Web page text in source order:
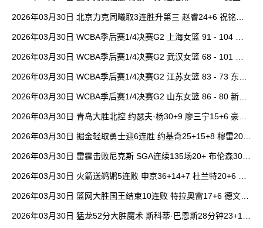
2026年03月30日 北京力克同曦取3连胜升第三 赵睿24+6 祝铭震1
2026年03月30日 WCBA季后赛1/4决赛G2 上海女篮 91 - 104 四
2026年03月30日 WCBA季后赛1/4决赛G2 武汉女篮 68 - 101 山
2026年03月30日 WCBA季后赛1/4决赛G2 江苏女篮 83 - 73 东莞
2026年03月30日 WCBA季后赛1/4决赛G2 山东女篮 86 - 80 新疆
2026年03月30日 青岛大胜北控 约瑟夫·杨30+9 廖三宁15+6 豪斯
2026年03月30日 掘金轻取勇士迎6连胜 约基奇25+15+8 穆雷20+
2026年03月30日 雷霆击败尼克斯 SGA连续135场20+ 布伦森30分
2026年03月30日 火箭送鹈鹕5连败 申京36+14+7 杜兰特20+6 锡
2026年03月30日 篮网大胜国王结束10连败 特拉奥雷17+6 德文·
2026年03月30日 猛龙52分大胜魔术 斯科蒂·巴恩斯28分钟23+15